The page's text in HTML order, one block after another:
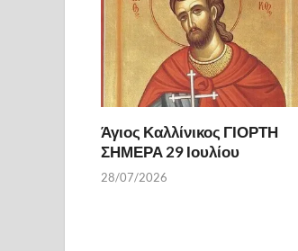
Άγιος Καλλίνικος ΓΙΟΡΤΗ
ΣΗΜΕΡΑ 29 Ιουλίου
28/07/2026